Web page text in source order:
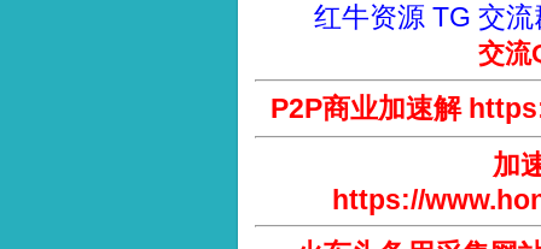
红牛资源 TG 交流
交流
P2P商业加速解
加
https://